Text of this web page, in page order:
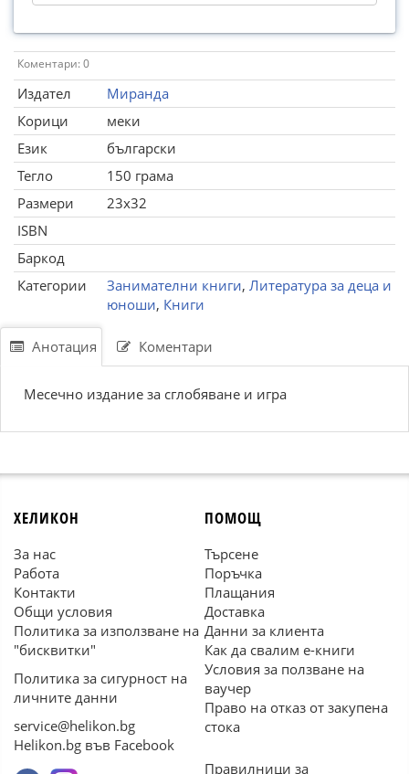
Коментари: 0
Издател
Миранда
Корици
меки
Език
български
Тегло
150 грама
Размери
23x32
ISBN
Баркод
Категории
Занимателни книги, Литература за деца и
юноши, Книги
Анотация Коментари
Месечно издание за сглобяване и игра
ХЕЛИКОН
За нас
Работа
Контакти
Общи условия
Политика за използване на
"бисквитки"
Политика за сигурност на
личните данни
service@helikon.bg
Helikon.bg във Facebook
ПОМОЩ
Търсене
Поръчка
Плащания
Доставка
Данни за клиента
Как да свалим е-книги
Условия за ползване на
ваучер
Право на отказ от закупена
стока
Правилници за